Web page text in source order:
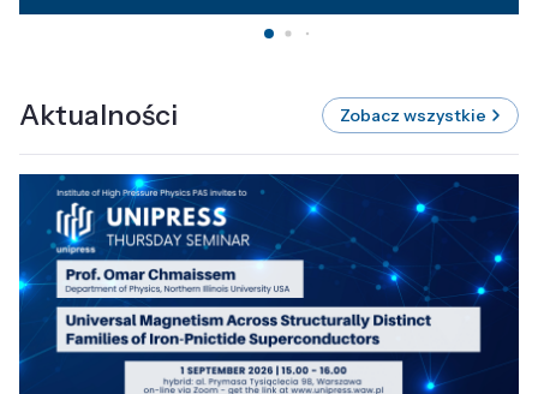
Aktualności Zobacz wszystkie